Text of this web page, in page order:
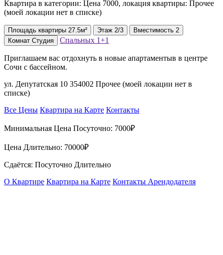
Квартира в категории: Цена 7000, локация квартиры: Прочее
(моей локации нет в списке)
Площадь квартиры 27.5м² Этаж 2/3 Вместимость 2
Комнат Студия Спальных 1+1
Приглашаем вас отдохнуть в новые апартаментыв в центре
Сочи с бассейном.
ул. Депутатская 10 354002 Прочее (моей локации нет в
списке)
Все Цены Квартира на Карте Контакты
Минимальная Цена Посуточно: 7000₽
Цена Длительно: 70000₽
Сдаётся: Посуточно Длительно
О Квартире Квартира на Карте Контакты Арендодателя